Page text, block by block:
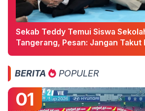
Sekab Teddy Temui Siswa
Tangerang, Pesan: Jangan Takut
BERITA POPULER
01